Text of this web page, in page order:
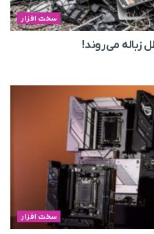
سخت افزار
سخت افزار